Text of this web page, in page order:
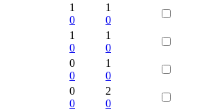
1
0
1
0
1
0
1
0
0
0
1
0
0
0
2
0